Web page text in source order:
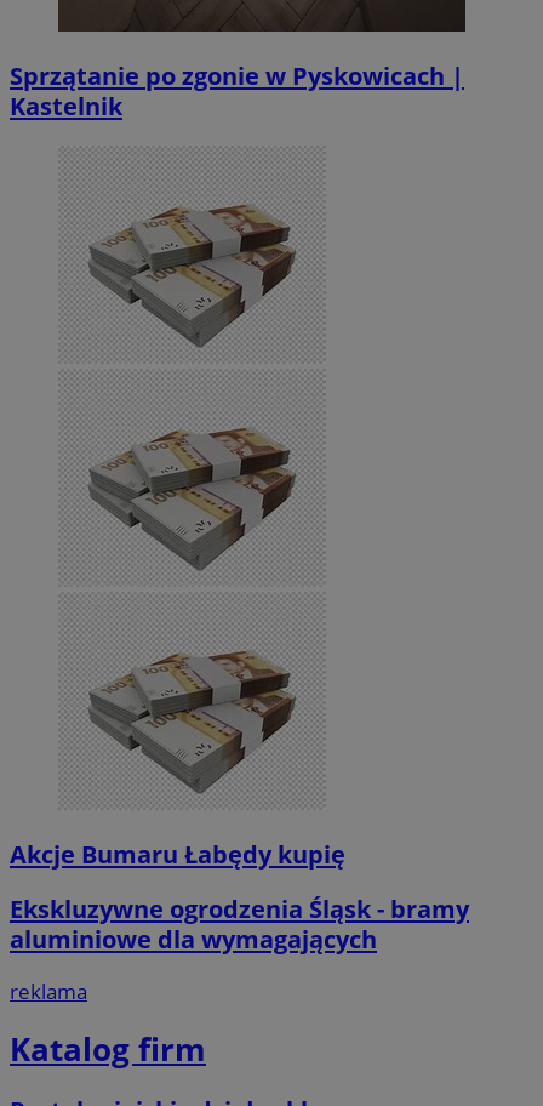
Sprzątanie po zgonie w Pyskowicach |
Kastelnik
Akcje Bumaru Łabędy kupię
Ekskluzywne ogrodzenia Śląsk - bramy
aluminiowe dla wymagających
reklama
Katalog firm